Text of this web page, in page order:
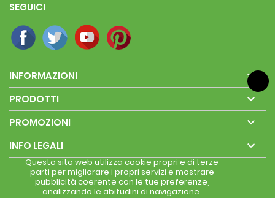
SEGUICI
INFORMAZIONI 
PRODOTTI 
PROMOZIONI 
INFO LEGALI 
Questo sito web utilizza cookie propri e di terze
parti per migliorare i propri servizi e mostrare
pubblicità coerente con le tue preferenze,
analizzando le abitudini di navigazione.